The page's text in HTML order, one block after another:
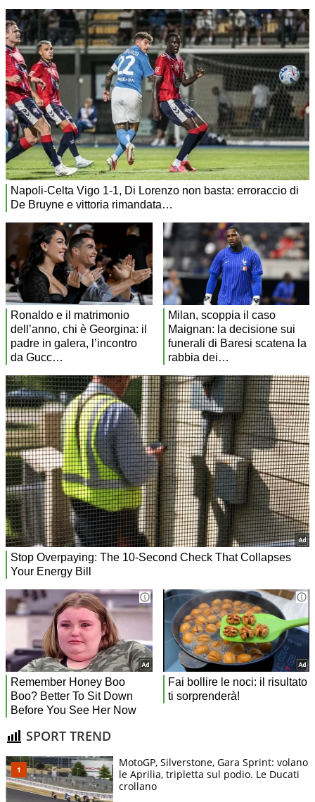
SPORT TREND
MotoGP, Silverstone, Gara Sprint: volano
le Aprilia, tripletta sul podio. Le Ducati
crollano